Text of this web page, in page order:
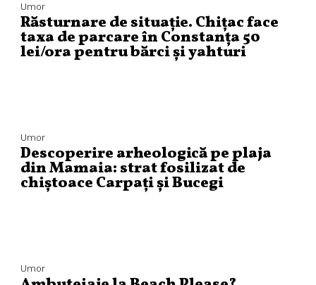
Umor
Răsturnare de situație. Chițac face
taxa de parcare în Constanța 50
lei/ora pentru bărci și yahturi
Umor
Descoperire arheologică pe plaja
din Mamaia: strat fosilizat de
chiștoace Carpați și Bucegi
Umor